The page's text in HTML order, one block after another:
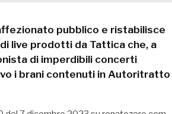
pubblico e ristabilisce
live prodotti da Tattica che, a
di imperdibili concerti
i brani contenuti in Autoritratto